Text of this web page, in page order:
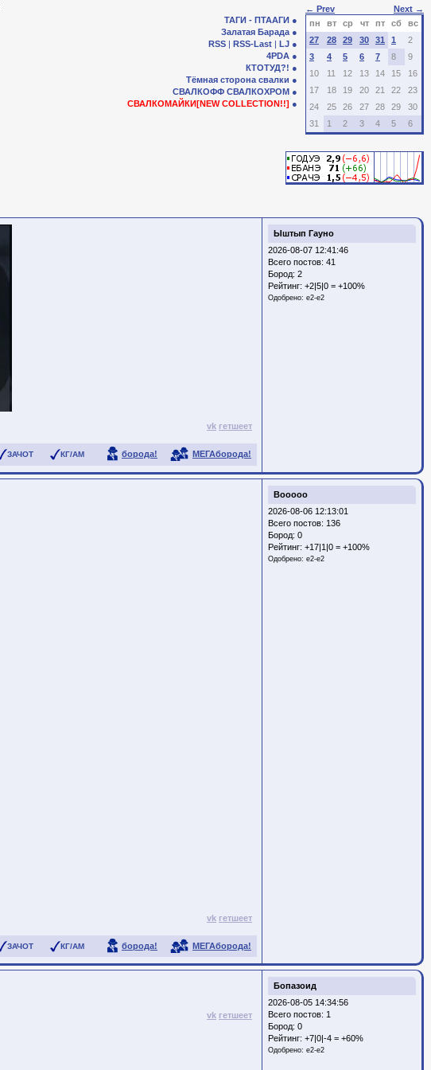
ТАГИ - ПТААГИ
Залатая Барада
RSS | RSS-Last | LJ
4PDA
КТОТУД?!
Тёмная сторона свалки
СВАЛКОФФ СВАЛКОХРОМ
СВАЛКОМАЙКИ[NEW COLLECTION!!]
← Prev
Next →
пн
вт ср чт пт сб
вс
27
28 29 30 31 1
2
3
4 5 6 7 8
9
10
11 12 13 14 15
16
17
18 19 20 21 22
23
24
25 26 27 28 29
30
31
1 2 3 4 5 6
Ыштып Гауно
2026-08-07 12:41:46
Всего постов: 41
Бород: 2
Рейтинг: +2|5|0 = +100%
Одобрено: e2-e2
vk гетшеет
ЗАЧОТ КГ/АМ борода! МЕГАборода!
Booooo
2026-08-06 12:13:01
Всего постов: 136
Бород: 0
Рейтинг: +17|1|0 = +100%
Одобрено: e2-e2
vk гетшеет
ЗАЧОТ КГ/АМ борода! МЕГАборода!
Бопазоид
2026-08-05 14:34:56
Всего постов: 1
Бород: 0
Рейтинг: +7|0|-4 = +60%
Одобрено: e2-e2
vk гетшеет